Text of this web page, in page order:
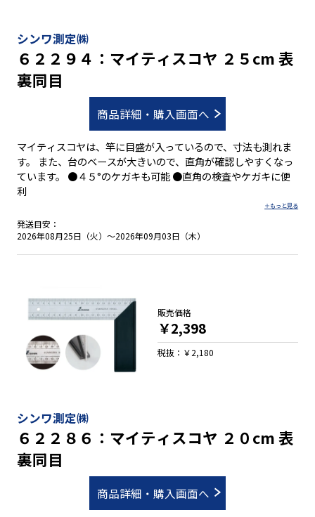
シンワ測定㈱
６２２９４：マイティスコヤ ２５cm 表
裏同目
商品詳細・購入画面へ
マイティスコヤは、竿に目盛が入っているので、寸法も測れま
す。 また、台のベースが大きいので、直角が確認しやすくなっ
ています。 ●４５°のケガキも可能 ●直角の検査やケガキに便
利
発送目安：
2026年08月25日（火）～2026年09月03日（木）
シンワ測定㈱
６２２８６：マイティスコヤ ２０cm 表
裏同目
商品詳細・購入画面へ
販売価格
￥2,398
税抜：￥2,180